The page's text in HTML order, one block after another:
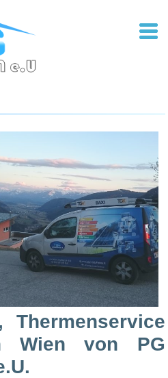
ANGEBOT
GALERIE
Thermenservice
Wien von PG